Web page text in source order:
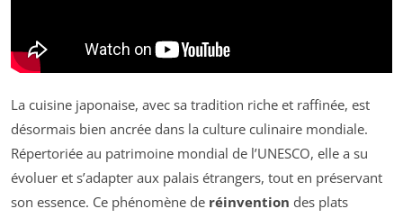
La cuisine japonaise, avec sa tradition riche et raffinée, est
désormais bien ancrée dans la culture culinaire mondiale.
Répertoriée au patrimoine mondial de l’UNESCO, elle a su
évoluer et s’adapter aux palais étrangers, tout en préservant
son essence. Ce phénomène de réinvention des plats